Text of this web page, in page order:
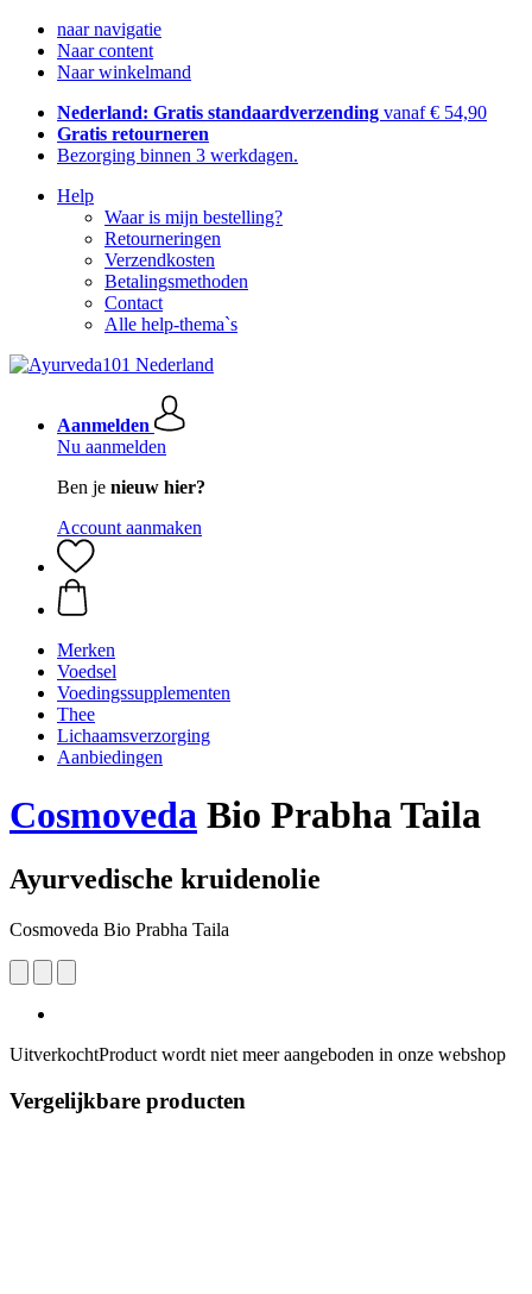
naar navigatie
Naar content
Naar winkelmand
Nederland: Gratis standaardverzending vanaf € 54,90
Gratis retourneren
Bezorging binnen 3 werkdagen.
Help
Waar is mijn bestelling?
Retourneringen
Verzendkosten
Betalingsmethoden
Contact
Alle help-thema`s
Aanmelden
Nu aanmelden
Ben je nieuw hier?
Account aanmaken
Merken
Voedsel
Voedingssupplementen
Thee
Lichaamsverzorging
Aanbiedingen
Cosmoveda Bio Prabha Taila
Ayurvedische kruidenolie
Cosmoveda Bio Prabha Taila
UitverkochtProduct wordt niet meer aangeboden in onze webshop
Vergelijkbare producten